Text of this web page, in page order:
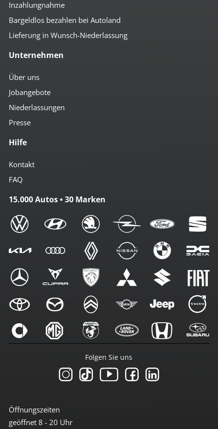
Inzahlungnahme
Bargeldlos bezahlen bei Autoland
Lieferung in Wunsch-Niederlassung
Unternehmen
Über uns
Jobangebote
Niederlassungen
Presse
Hilfe
Kontakt
FAQ
15.000 Autos • 30 Marken
Öffnungszeiten
geöffnet 8 - 20 Uhr
Folgen Sie uns